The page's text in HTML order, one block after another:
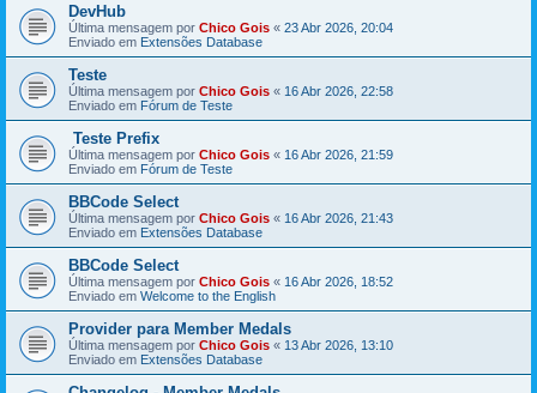
DevHub
Última mensagem por Chico Gois « 23 Abr 2026, 20:04
Enviado em Extensões Database
Teste
Última mensagem por Chico Gois « 16 Abr 2026, 22:58
Enviado em Fórum de Teste
Teste Prefix
Última mensagem por Chico Gois « 16 Abr 2026, 21:59
Enviado em Fórum de Teste
BBCode Select
Última mensagem por Chico Gois « 16 Abr 2026, 21:43
Enviado em Extensões Database
BBCode Select
Última mensagem por Chico Gois « 16 Abr 2026, 18:52
Enviado em Welcome to the English
Provider para Member Medals
Última mensagem por Chico Gois « 13 Abr 2026, 13:10
Enviado em Extensões Database